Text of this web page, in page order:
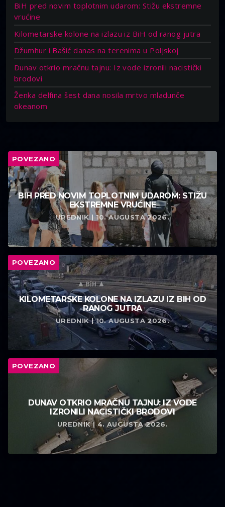
BiH pred novim toplotnim udarom: Stižu ekstremne
vrućine
Kilometarske kolone na izlazu iz BiH od ranog jutra
Džumhur i Bašić danas na terenima u Poljskoj
Dunav otkrio mračnu tajnu: Iz vode izronili nacistički
brodovi
Ženka delfina šest dana nosila mrtvo mladunče
okeanom
POVEZANO
BIH PRED NOVIM TOPLOTNIM UDAROM: STIŽU
EKSTREMNE VRUĆINE
UREDNIK | 10. AUGUSTA 2026.
POVEZANO
KILOMETARSKE KOLONE NA IZLAZU IZ BIH OD
RANOG JUTRA
UREDNIK | 10. AUGUSTA 2026.
POVEZANO
DUNAV OTKRIO MRAČNU TAJNU: IZ VODE
IZRONILI NACISTIČKI BRODOVI
UREDNIK | 4. AUGUSTA 2026.